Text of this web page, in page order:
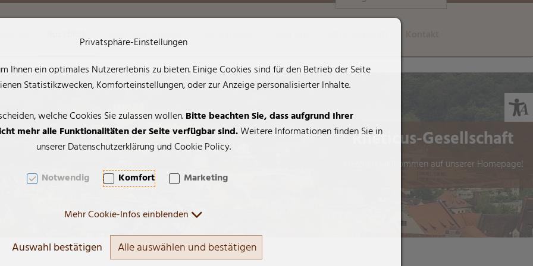
+ 2]
Rückblick Natur und Umwelt
Rheticus-Gesellschaft
Herzlich willkommen auf unserer Homepage!
Privatsphäre-Einstellungen
Ihnen ein optimales Nutzererlebnis zu bieten. Einige Cookies sind für den Betrieb der Seite
Statistikzwecken, Komforteinstellungen, oder zur Anzeige personalisierter Inhalte.
welche Cookies Sie zulassen wollen.Bitte beachten Sie, dass aufgrund Ihrer
mehr alle Funktionalitäten der Seite verfügbar sind.Weitere Informationen finden Sie in
unserer Datenschutzerklärung und Cookie Policy.
Notwendig
Komfort Marketing
Mehr Cookie-Infos einblenden
Auswahl bestätigen Alle auswählen und bestätigen